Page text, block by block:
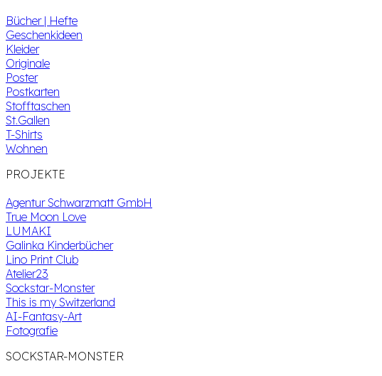
Bücher | Hefte
Geschenkideen
Kleider
Originale
Poster
Postkarten
Stofftaschen
St.Gallen
T-Shirts
Wohnen
PROJEKTE
Agentur Schwarzmatt GmbH
True Moon Love
LUMAKI
Galinka Kinderbücher
Lino Print Club
Atelier23
Sockstar-Monster
This is my Switzerland
AI-Fantasy-Art
Fotografie
SOCKSTAR-MONSTER